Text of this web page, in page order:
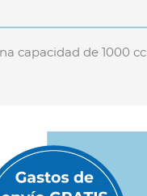
capacidad de 1000 cc